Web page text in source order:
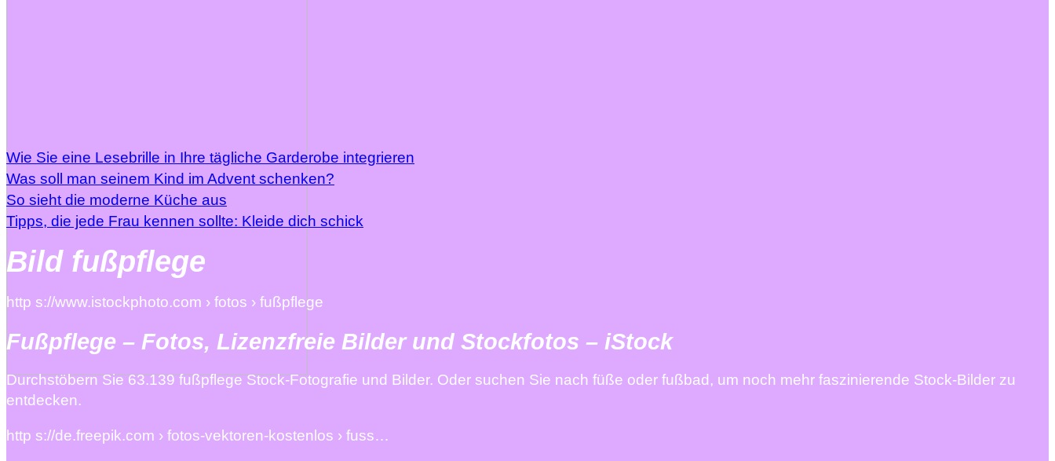
Wie Sie eine Lesebrille in Ihre tägliche Garderobe integrieren
Was soll man seinem Kind im Advent schenken?
So sieht die moderne Küche aus
Tipps, die jede Frau kennen sollte: Kleide dich schick
Bild fußpflege
http s://www.istockphoto.com › fotos › fußpflege
Fußpflege – Fotos, Lizenzfreie Bilder und Stockfotos – iStock
Durchstöbern Sie 63.139 fußpflege Stock-Fotografie und Bilder. Oder suchen Sie nach füße oder fußbad, um noch mehr faszinierende Stock-Bilder zu
entdecken.
http s://de.freepik.com › fotos-vektoren-kostenlos › fuss…